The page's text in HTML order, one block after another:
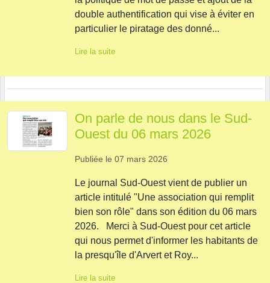
double authentification qui vise à éviter en
particulier le piratage des donné...
Lire la suite
On parle de nous dans le Sud-
Ouest du 06 mars 2026
Publiée le 07 mars 2026
Le journal Sud-Ouest vient de publier un
article intitulé "Une association qui remplit
bien son rôle" dans son édition du 06 mars
2026. Merci à Sud-Ouest pour cet article
qui nous permet d'informer les habitants de
la presqu'île d'Arvert et Roy...
Lire la suite